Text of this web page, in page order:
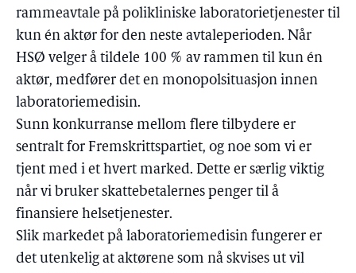
rammeavtale på polikliniske laboratorietjenester til
kun én aktør for den neste avtaleperioden. Når
HSØ velger å tildele 100 % av rammen til kun én
aktør, medfører det en monopolsituasjon innen
laboratoriemedisin.
Sunn konkurranse mellom flere tilbydere er
sentralt for Fremskrittspartiet, og noe som vi er
tjent med i et hvert marked. Dette er særlig viktig
når vi bruker skattebetalernes penger til å
finansiere helsetjenester.
Slik markedet på laboratoriemedisin fungerer er
det utenkelig at aktørene som nå skvises ut vil